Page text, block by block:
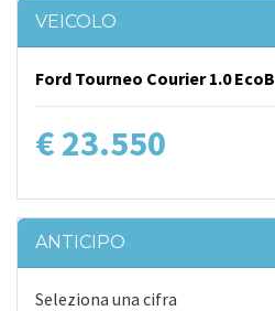
VEICOLO
Ford Tourneo Courier 1.0
€ 23.550
ANTICIPO
Seleziona una cifra